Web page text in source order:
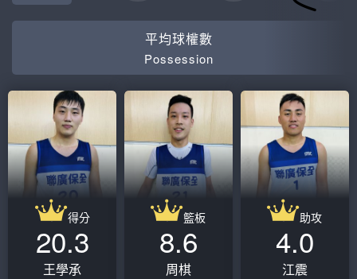
平均球權數
Possession
得分
20.3
王學承
籃板
8.6
周棋
助攻
4.0
江震